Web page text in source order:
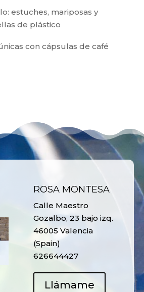
estuches, mariposas y
de plástico
con cápsulas de café
ROSA MONTESA
Calle Maestro
Gozalbo, 23 bajo izq.
46005 Valencia
(Spain)
626644427
Llámame